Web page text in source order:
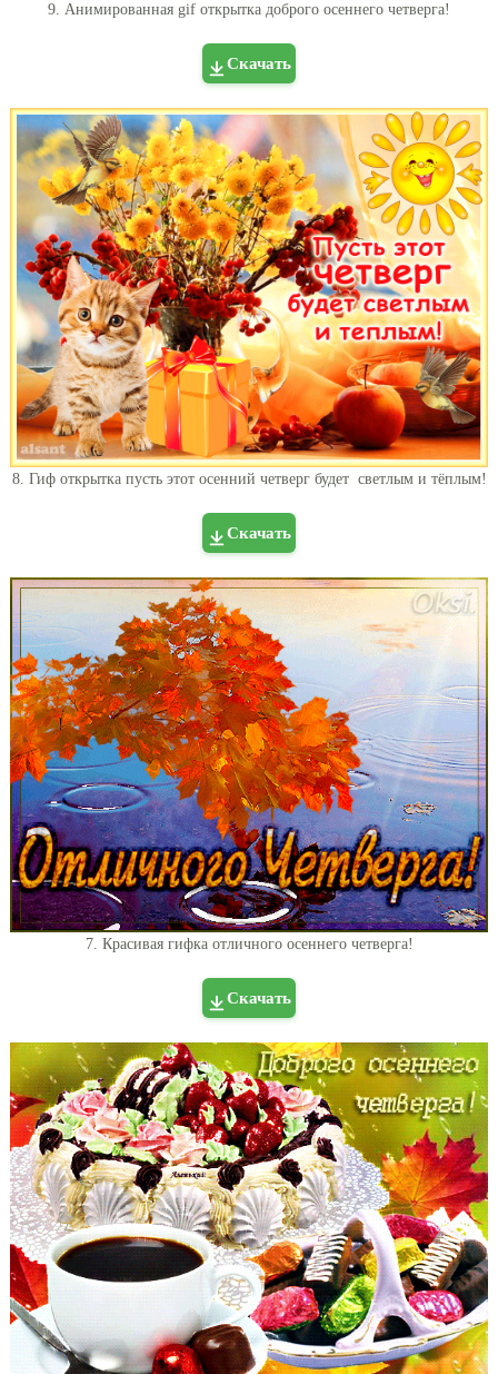
9. Анимированная gif открытка доброго осеннего четверга!
Скачать
8. Гиф открытка пусть этот осенний четверг будет светлым и тёплым!
Скачать
7. Красивая гифка отличного осеннего четверга!
Скачать